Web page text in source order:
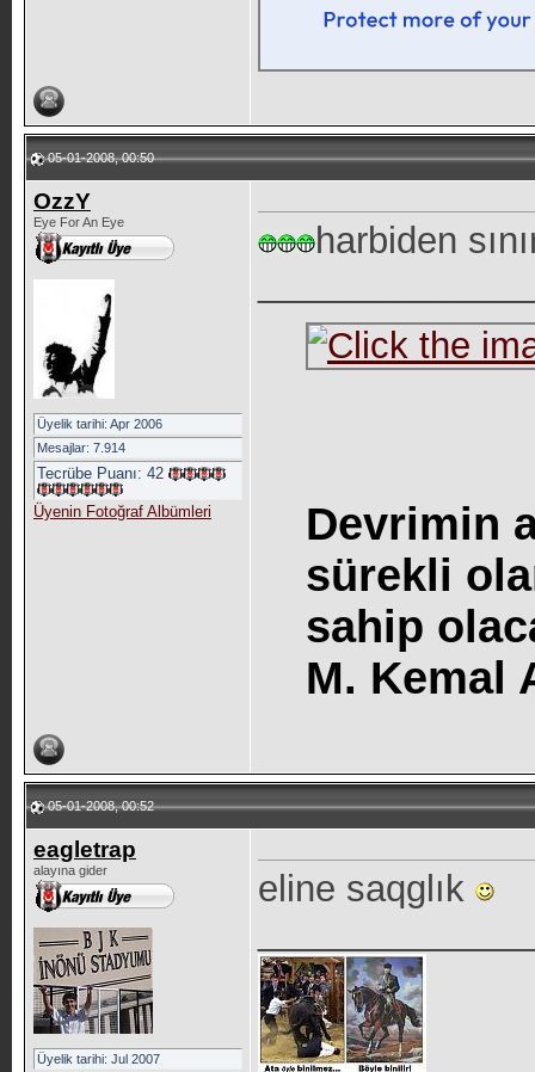
05-01-2008, 00:50
OzzY
Eye For An Eye
Üyelik tarihi: Apr 2006
Mesajlar: 7.914
Tecrübe Puanı: 42
Üyenin Fotoğraf Albümleri
harbiden
Devrimin
sürekli
sahip
M. Kemal
05-01-2008, 00:52
eagletrap
alayına gider
Üyelik tarihi: Jul 2007
eline saqglık